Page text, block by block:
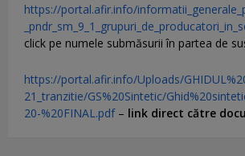
https://portal.afir.info/
click pe numele submăsurii în partea de
https://portal.afir.info/Uploads/
21_tranzitie/GS%20Sintetic/
20-%20FINAL.pdf– link direct către